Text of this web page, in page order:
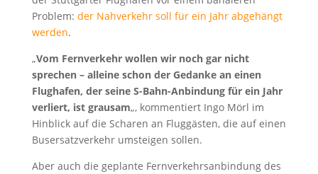
Problem: der Nahverkehr soll für ein Jahr abgehängt
werden.
„Vom Fernverkehr wollen wir noch gar nicht
sprechen – alleine schon der Gedanke an einen
Flughafen, der seine S-Bahn-Anbindung für ein Jahr
verliert, ist grausam„, kommentiert Ingo Mörl im
Hinblick auf die Scharen an Fluggästen, die auf einen
Busersatzverkehr umsteigen sollen.
Aber auch die geplante Fernverkehrsanbindung des